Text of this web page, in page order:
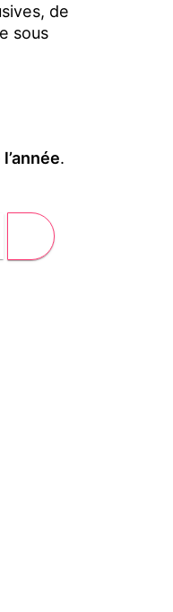
de
sous
.